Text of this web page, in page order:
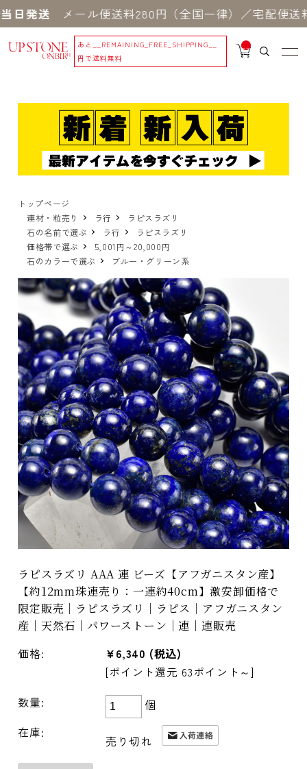
発送メール便送料280円（全国一律）／宅配便送
あと
__REMAINING_FREE_SHIPPING__
円で送料無料
__
IT
_
トップページ
連材・粒売り
ラ行
ラピスラズリ
石の名前で選ぶ
ラ行
ラピスラズリ
価格帯で選ぶ
5,001円～20,000円
石のカラーで選ぶ
ブルー・グリーン系
ラピスラズリ AAA 連 ビーズ【アフガニスタン産】
【約12mm珠連売り：一連約40cm】激安卸価格で
限定販売｜ラピスラズリ｜ラピス｜アフガニスタン
産｜天然石｜パワーストーン｜連｜連販売
価格: ¥6,340 (税込)
[ポイント還元 63ポイント～]
数量:
個
在庫:
売り切れ